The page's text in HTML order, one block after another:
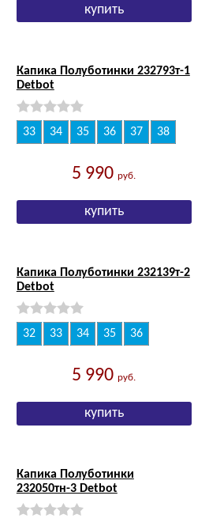
Капика Полуботинки 232793т-1
Detbot
33 34 35 36 37 38
5 990руб.
Капика Полуботинки 232139т-2
Detbot
32 33 34 35 36
5 990руб.
Капика Полуботинки
232050тн-3 Detbot